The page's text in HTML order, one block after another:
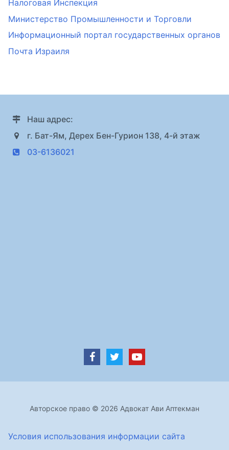
Налоговая Инспекция
Министерство Промышленности и Торговли
Информационный портал государственных органов
Почта Израиля
Наш адрес:
г. Бат-Ям, Дерех Бен-Гурион 138, 4-й этаж
03-6136021
Авторское право © 2026 Адвокат Ави Аптекман
Условия использования информации сайта